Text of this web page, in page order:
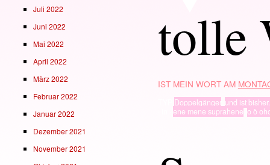
tolle
IST MEIN WORT AM
Doppelgänger, und ist bisher.
ene mene suprahene o ö
Juli 2022
Juni 2022
Mai 2022
April 2022
März 2022
Februar 2022
Januar 2022
Dezember 2021
November 2021